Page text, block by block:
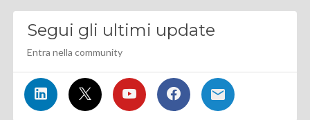
Segui gli ultimi update
Entra nella community